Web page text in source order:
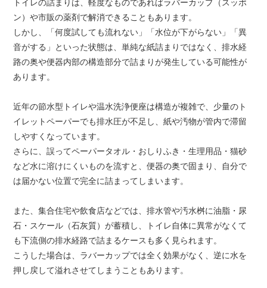
トイレの詰まりは、軽度なものであればラバーカップ（スッポ
ン）や市販の薬剤で解消できることもあります。
しかし、「何度試しても流れない」「水位が下がらない」「異
音がする」といった状態は、単純な紙詰まりではなく、排水経
路の奥や便器内部の構造部分で詰まりが発生している可能性が
あります。
近年の節水型トイレや温水洗浄便座は構造が複雑で、少量のト
イレットペーパーでも排水圧が不足し、紙や汚物が管内で滞留
しやすくなっています。
さらに、誤ってペーパータオル・おしりふき・生理用品・猫砂
など水に溶けにくいものを流すと、便器の奥で固まり、自分で
は届かない位置で完全に詰まってしまいます。
また、集合住宅や飲食店などでは、排水管や汚水桝に油脂・尿
石・スケール（石灰質）が蓄積し、トイレ自体に異常がなくて
も下流側の排水経路で詰まるケースも多く見られます。
こうした場合は、ラバーカップでは全く効果がなく、逆に水を
押し戻して溢れさせてしまうこともあります。